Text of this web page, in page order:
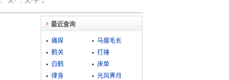
最近查询
痛痒
马瘦毛长
鹤关
打捶
白鹤
床单
律身
光风霁月